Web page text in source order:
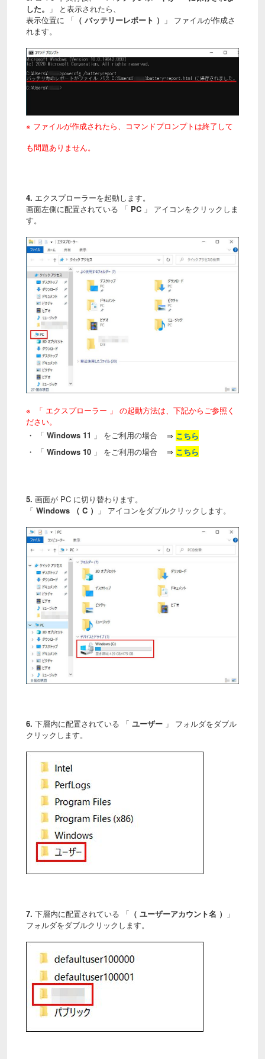
した。
」 と表示されたら、
表示位置に 「 （ バッテリーレポート ）
」 ファイルが作成さ
れます。
※ ファイルが作成されたら、コマンドプロンプトは終了して
も問題ありません。
4. エクスプローラーを起動します。
画面左側に配置されている 「 PC 」 アイコンをクリックしま
す。
※ 「 エクスプローラー 」 の起動方法は、下記からご参照く
ださい。
・ 「 Windows 11 」 をご利用の場合 ⇒ こちら
・ 「 Windows 10 」 をご利用の場合 ⇒ こちら
5. 画面が PC に切り替わります。
「 Windows （ C ） 」 アイコンをダブルクリックします。
6. 下層内に配置されている 「 ユーザー 」 フォルダをダブル
クリックします。
7. 下層内に配置されている 「 （ ユーザーアカウント名 ）
」
フォルダをダブルクリックします。